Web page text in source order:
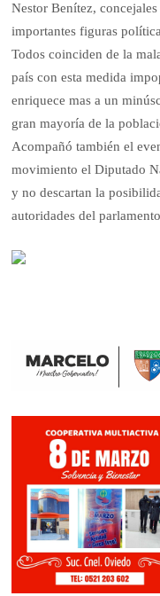
Nestor Benítez,
importantes figuras
Todos coinciden de la
país con esta medida
enriquece mas a un
gran mayoría de la
Acompañó también el
movimiento el Diputado
y no descartan la
autoridades del